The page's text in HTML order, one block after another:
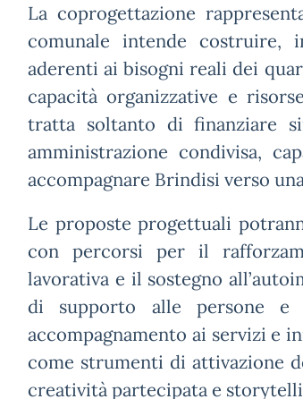
La coprogettazione
comunale intende costruire,
aderenti ai bisogni reali dei
capacità organizzative e
tratta soltanto di finanziare
amministrazione condivisa,
accompagnare Brindisi verso
Le proposte progettuali
con percorsi per il
lavorativa e il sostegno
di supporto alle persone
accompagnamento ai servizi e
come strumenti di attivazione
creatività partecipata e